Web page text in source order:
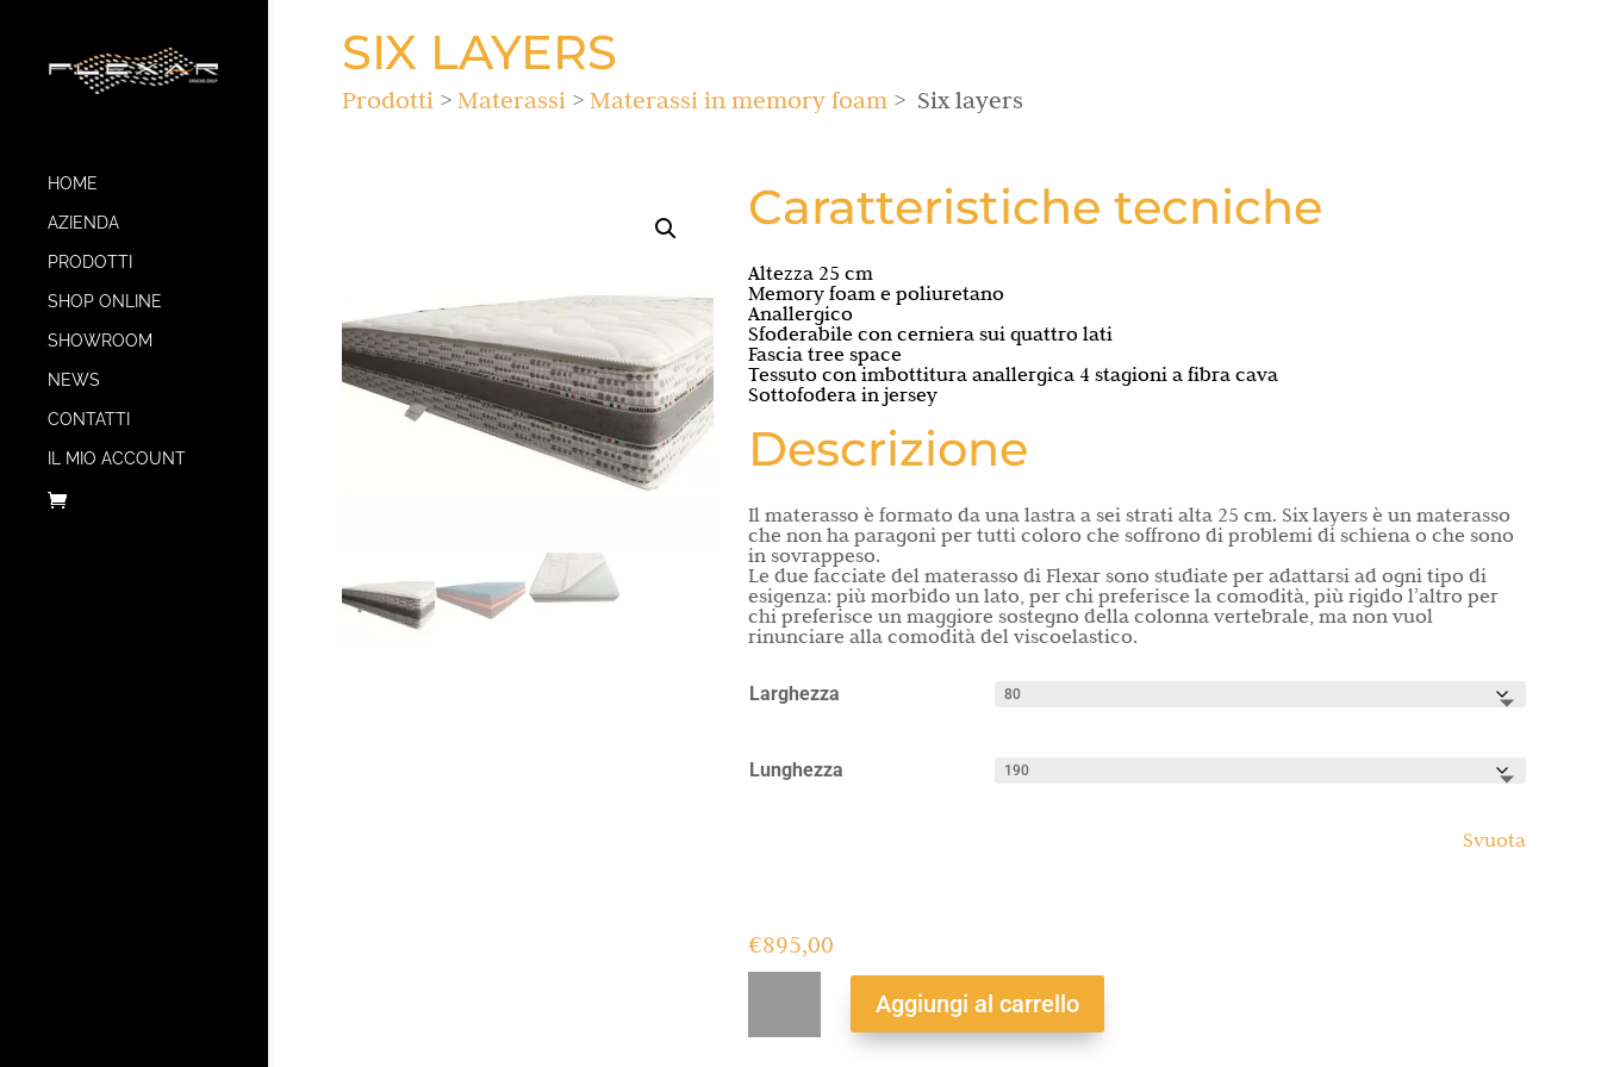
HOME
AZIENDA
PRODOTTI
SHOP ONLINE
SHOWROOM
NEWS
CONTATTI
IL MIO ACCOUNT
SIX LAYERS
Prodotti> Materassi> Materassi in memory foam> Six layers
Caratteristiche tecniche
Altezza 25 cm
Memory foam e poliuretano
Anallergico
Sfoderabile con cerniera sui quattro lati
Fascia tree space
Tessuto con imbottitura anallergica 4 stagioni a fibra cava
Sottofodera in jersey
Descrizione
Il materasso è formato da una lastra a sei strati alta 25 cm. Six layers è un materasso
che non ha paragoni per tutti coloro che soffrono di problemi di schiena o che sono
in sovrappeso.
Le due facciate del materasso di Flexar sono studiate per adattarsi ad ogni tipo di
esigenza: più morbido un lato, per chi preferisce la comodità, più rigido l’altro per
chi preferisce un maggiore sostegno della colonna vertebrale, ma non vuol
rinunciare alla comodità del viscoelastico.
Larghezza
Lunghezza
Svuota
€895,00
Aggiungi al carrello